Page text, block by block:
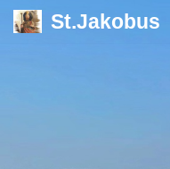
St.Jakobus